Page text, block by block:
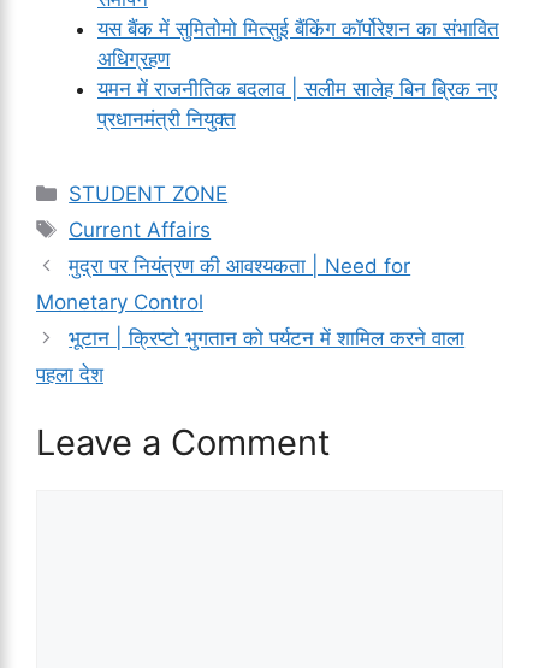
यस बैंक में सुमितोमो मित्सुई बैंकिंग कॉर्पोरेशन का संभावित
अधिग्रहण
यमन में राजनीतिक बदलाव | सलीम सालेह बिन ब्रिक नए
प्रधानमंत्री नियुक्त
Categories
STUDENT ZONE
Tags
Current Affairs
मुद्रा पर नियंत्रण की आवश्यकता | Need for
Monetary Control
भूटान | क्रिप्टो भुगतान को पर्यटन में शामिल करने वाला
पहला देश
Leave a Comment